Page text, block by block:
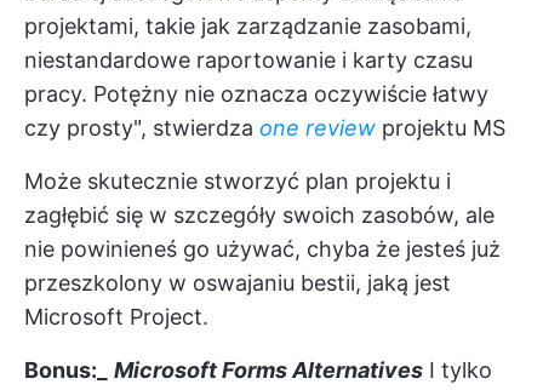
projektami, takie jak zarządzanie zasobami,
niestandardowe raportowanie i karty czasu
pracy. Potężny nie oznacza oczywiście łatwy
czy prosty", stwierdza one review projektu MS
Może skutecznie stworzyć plan projektu i
zagłębić się w szczegóły swoich zasobów, ale
nie powinieneś go używać, chyba że jesteś już
przeszkolony w oswajaniu bestii, jaką jest
Microsoft Project.
Bonus:_ Microsoft Forms Alternatives I tylko